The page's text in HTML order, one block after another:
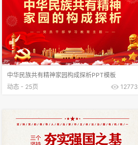
中华民族共有精神家园构成探析PPT模板
动态 - 25页
12773